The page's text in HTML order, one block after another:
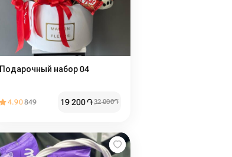
Подарочный набор 04
4.90849 19 200֏32 000֏